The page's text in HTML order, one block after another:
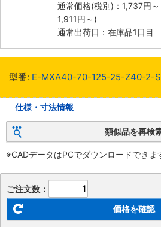
通常価格(税別)： 1,737円 ～
1,911円 ～)
通常出荷日：在庫品1日目
型番: E-MXA40-70-125-25-Z40-2-
仕様・寸法情報
類似品を再検
※CADデータはPCでダウンロードできま
ご注文数：
価格を確認